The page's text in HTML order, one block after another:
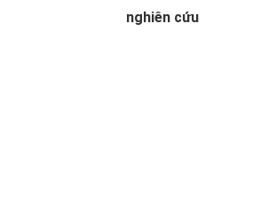
nghiên cứu